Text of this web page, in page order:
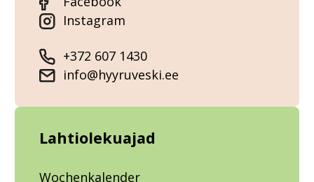
Instagram
+372 607 1430
info@hyyruveski.ee
Lahtiolekuajad
Wochenkalender